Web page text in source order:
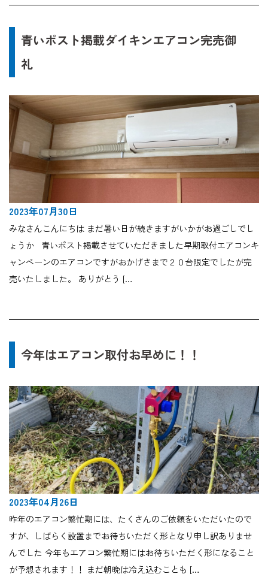
青いポスト掲載ダイキンエアコン完売御
礼
2023年07月30日
みなさんこんにちは まだ暑い日が続きますがいかがお過ごしでし
ょうか 青いポスト掲載させていただきました早期取付エアコンキ
ャンペーンのエアコンですがおかげさまで２０台限定でしたが完
売いたしました。 ありがとう […
今年はエアコン取付お早めに！！
2023年04月26日
昨年のエアコン繁忙期には、たくさんのご依頼をいただいたので
すが、しばらく設置までお待ちいただく形となり申し訳ありませ
んでした 今年もエアコン繁忙期にはお待ちいただく形になること
が予想されます！！ まだ朝晩は冷え込むことも […